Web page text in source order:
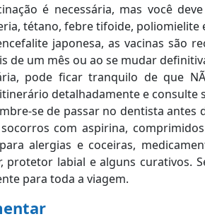
é necessária, mas você
tétano, febre tifoide, poliomielite
japonesa, as vacinas são
de um mês ou ao se mudar
pode ficar tranquilo de que
detalhadamente e consulte
se de passar no dentista
com aspirina,
alergias e coceiras,
protetor labial e alguns curativos.
para toda a viagem.